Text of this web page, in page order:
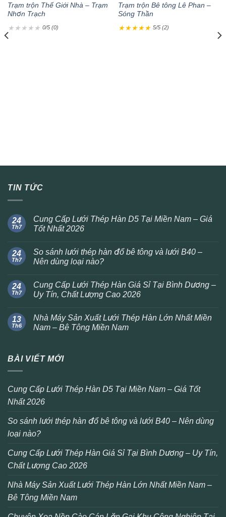
Trạm trộn Thế Giới Nhà – Trạm
Nhơn Trạch
★ ★ ★ ★ ★ 0/5 (0)
Trạm trộn Bê tông Lê Phan –
Sóng Thần
★★★★★ 5/5 (2)
TIN TỨC
24
Th7
Cung Cấp Lưới Thép Hàn D5 Tại Miền Nam – Giá
Tốt Nhất 2026
24
Th7
So sánh lưới thép hàn đổ bê tông và lưới B40 –
Nên dùng loại nào?
24
Th7
Cung Cấp Lưới Thép Hàn Giá Sỉ Tại Bình Dương –
Uy Tín, Chất Lượng Cao 2026
13
Th6
Nhà Máy Sản Xuất Lưới Thép Hàn Lớn Nhất Miền
Nam – Bê Tông Miền Nam
BÀI VIẾT MỚI
Cung Cấp Lưới Thép Hàn D5 Tại Miền Nam – Giá Tốt
Nhất 2026
So sánh lưới thép hàn đổ bê tông và lưới B40 – Nên dùng
loại nào?
Cung Cấp Lưới Thép Hàn Giá Sỉ Tại Bình Dương – Uy Tín,
Chất Lượng Cao 2026
Nhà Máy Sản Xuất Lưới Thép Hàn Lớn Nhất Miền Nam –
Bê Tông Miền Nam